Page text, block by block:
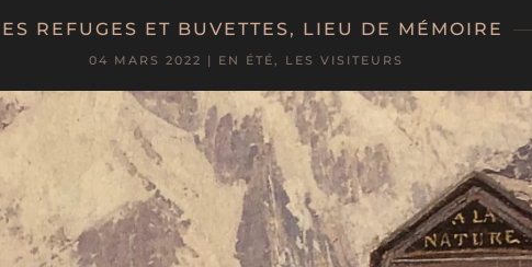
REFUGES ET BUVETTES, LIEU DE MÉMOIRE
04 MARS 2022 | EN ÉTÉ, LES VISITEURS